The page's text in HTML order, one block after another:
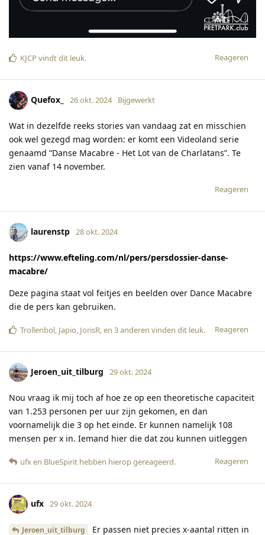
Reageren
KJCPvindt dit leuk.
Quefox_ 26 okt. 2024 Bijgewerkt
Wat in dezelfde reeks stories van vandaag zat en misschien
ook wel gezegd mag worden: er komt een Videoland serie
genaamd “Danse Macabre - Het Lot van de Charlatans”. Te
zien vanaf 14 november.
Reageren
laurenstp 28 okt. 2024
https://www.efteling.com/nl/pers/persdossier-danse-
macabre/
Deze pagina staat vol feitjes en beelden over Dance Macabre
die de pers kan gebruiken.
Reageren
Trollenbol, Japio, JorisR, en 3anderen vinden dit leuk.
Jeroen_uit_tilburg 29 okt. 2024
Nou vraag ik mij toch af hoe ze op een theoretische capaciteit
van 1.253 personen per uur zijn gekomen, en dan
voornamelijk die 3 op het einde. Er kunnen namelijk 108
mensen per x in. Iemand hier die dat zou kunnen uitleggen
Reageren
ufxen BlueSpirit hebben hierop gereageerd.
ufx 29 okt. 2024
Jeroen_uit_tilburg Er passen niet precies x-aantal ritten in